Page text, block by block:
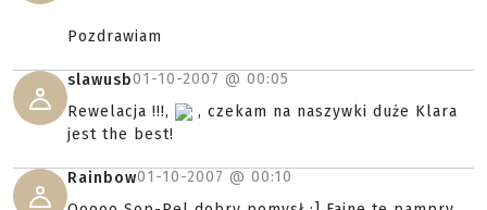
Pozdrawiam
slawusb01-10-2007 @ 00:05
Rewelacja !!!,
, czekam na naszywki duże Klara
jest the best!
Rainbow01-10-2007 @ 00:10